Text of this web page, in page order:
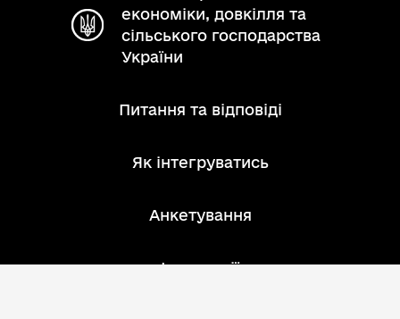
економіки, довкілля та
сільського господарства
України
Питання та відповіді
Як інтегруватись
Анкетування
Інструкції